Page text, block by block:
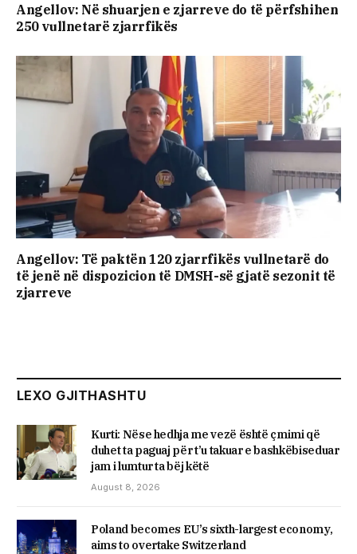
Angellov: Në shuarjen e zjarreve do të përfshihen
250 vullnetarë zjarrfikës
Angellov: Të paktën 120 zjarrfikës vullnetarë do
të jenë në dispozicion të DMSH-së gjatë sezonit të
zjarreve
LEXO GJITHASHTU
Kurti: Nëse hedhja me vezë është çmimi që
duhet ta paguaj për t’u takuar e bashkëbiseduar
jam i lumtur ta bëj këtë
August 8, 2026
Poland becomes EU’s sixth-largest economy,
aims to overtake Switzerland